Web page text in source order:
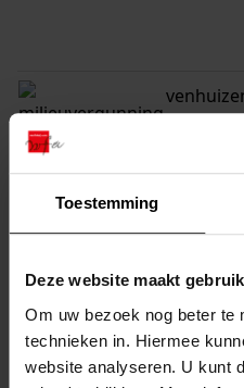
Toestemming
Deze website maakt
Om uw bezoek nog beter te
technieken in. Hiermee
website analyseren. U kunt